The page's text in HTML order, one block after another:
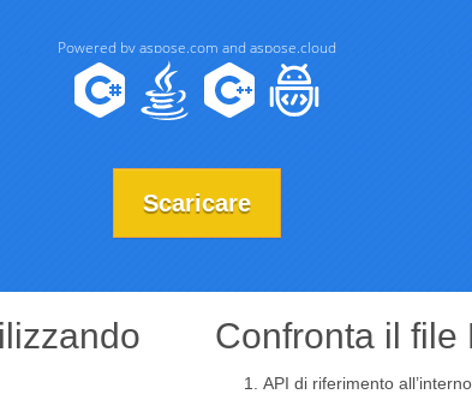
Scaricare
Confronta il file
API di riferimento